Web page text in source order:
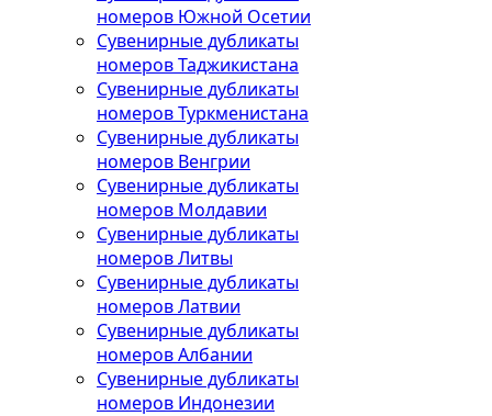
номеров Южной Осетии
Сувенирные дубликаты
номеров Таджикистана
Сувенирные дубликаты
номеров Туркменистана
Сувенирные дубликаты
номеров Венгрии
Сувенирные дубликаты
номеров Молдавии
Сувенирные дубликаты
номеров Литвы
Сувенирные дубликаты
номеров Латвии
Сувенирные дубликаты
номеров Албании
Сувенирные дубликаты
номеров Индонезии